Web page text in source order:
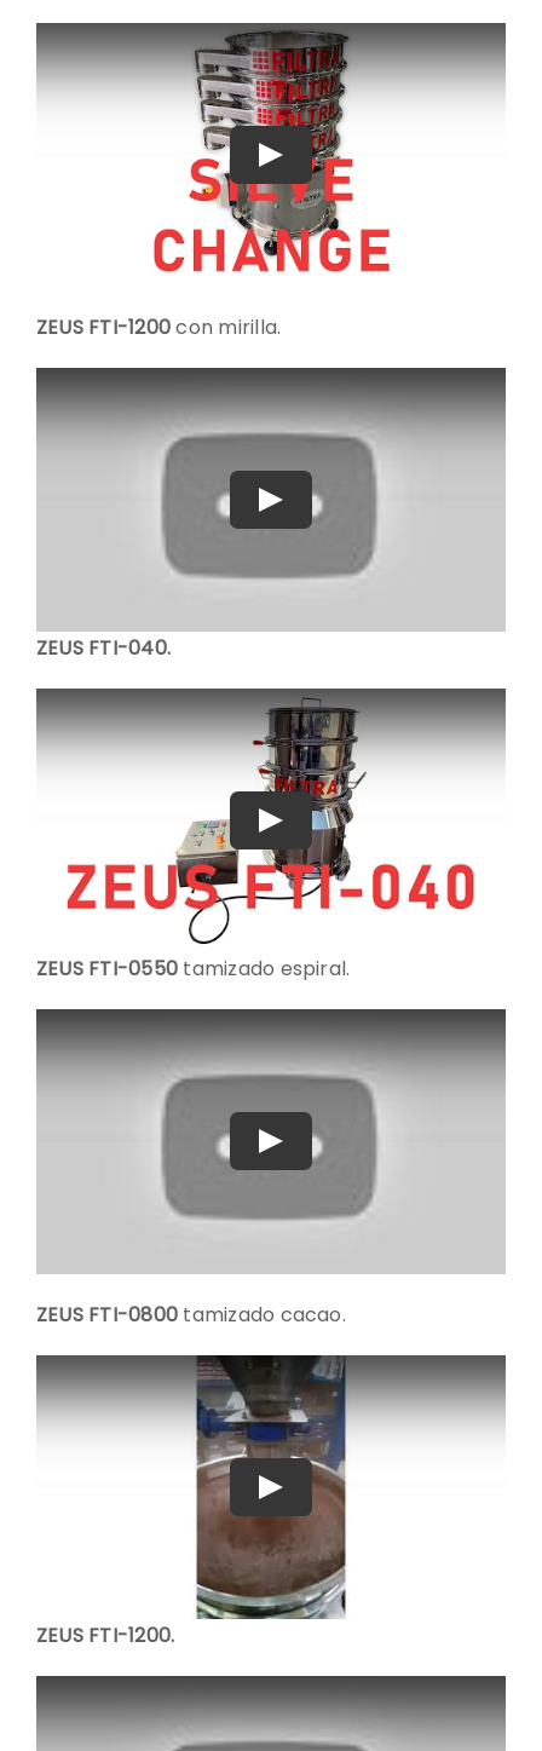
Play
ZEUS FTI-1200con mirilla.
Play
ZEUS FTI-040.
Play
ZEUS FTI-0550 tamizado espiral.
Play
ZEUS FTI-0800 tamizado cacao.
Play
ZEUS FTI-1200.